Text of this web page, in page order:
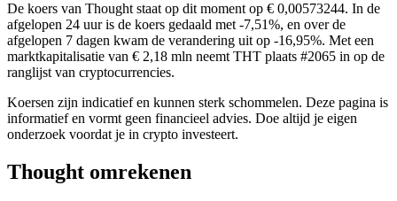
De koers van Thought staat op dit moment op € 0,00573244. In de
afgelopen 24 uur is de koers gedaald met -7,51%, en over de
afgelopen 7 dagen kwam de verandering uit op -16,95%. Met een
marktkapitalisatie van € 2,18 mln neemt THT plaats #2065 in op de
ranglijst van cryptocurrencies.
Koersen zijn indicatief en kunnen sterk schommelen. Deze pagina is
informatief en vormt geen financieel advies. Doe altijd je eigen
onderzoek voordat je in crypto investeert.
Thought omrekenen